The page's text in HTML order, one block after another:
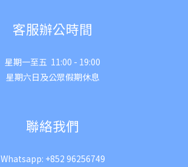
客服辦公時間
星期一至五 11:00 - 19:00
星期六日及公眾假期休息
聯絡我們
Whatsapp: +852 96256749